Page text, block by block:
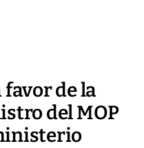
favor de la
del MOP